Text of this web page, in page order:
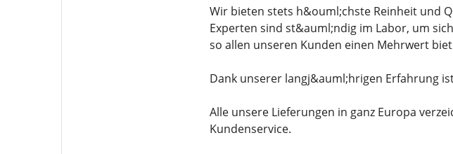
Wir bieten stets h&ouml;chste Reinheit und
Experten sind st&auml;ndig im Labor, um
so allen unseren Kunden einen Mehrwert
Dank unserer langj&auml;hrigen Erfahrung
Alle unsere Lieferungen in ganz Europa
Kundenservice.